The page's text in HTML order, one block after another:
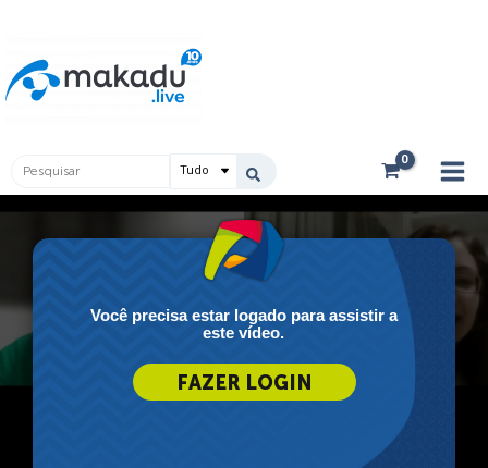
conteúdo
Pesquisar
...
Você precisa estar logado para assistir a
este vídeo.